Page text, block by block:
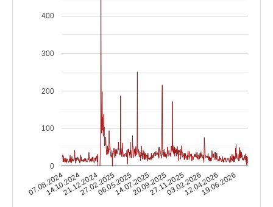
07.08.2024
14.10.202421.12.202427.02.202506.05.202514.07.202520.09.202527.11.202503.02.202612.04.2026
19.06.2026
0
100
200
300
400